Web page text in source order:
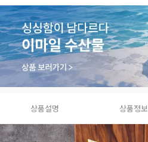
상품설명 상품정보